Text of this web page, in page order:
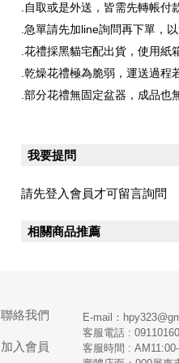
.自取或是外送，皆需先轉帳付
.急單請先加line詢問再下單，
.花禮採黑貓宅配出貨，使用紙
.乾燥花禮極為脆弱，運送過程
.部分花禮無固定盆器，成品也
我要提問
請先登入會員才可留言詢問
相關商品推薦
聯絡我們
加入會員
E-mail：
客服電話 :
客服時間 :